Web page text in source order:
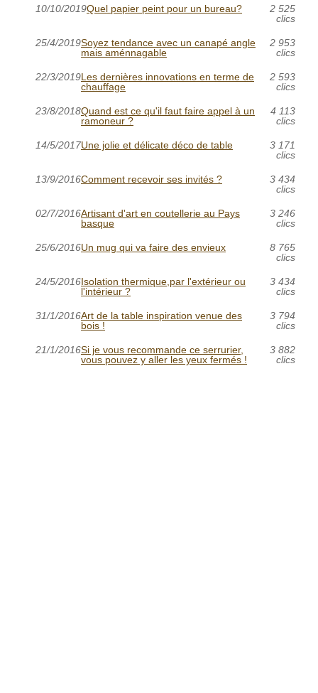
10/10/2019Quel papier peint pour un bureau?
2 525
clics
25/4/2019Soyez tendance avec un canapé angle
mais aménnagable
2 953
clics
22/3/2019Les dernières innovations en terme de
chauffage
2 593
clics
23/8/2018Quand est ce qu'il faut faire appel à un
ramoneur ?
4 113
clics
14/5/2017Une jolie et délicate déco de table
3 171
clics
13/9/2016Comment recevoir ses invités ?
3 434
clics
02/7/2016Artisant d'art en coutellerie au Pays
basque
3 246
clics
25/6/2016Un mug qui va faire des envieux
8 765
clics
24/5/2016Isolation thermique,par l'extérieur ou
l'intérieur ?
3 434
clics
31/1/2016Art de la table inspiration venue des
bois !
3 794
clics
21/1/2016Si je vous recommande ce serrurier,
vous pouvez y aller les yeux fermés !
3 882
clics